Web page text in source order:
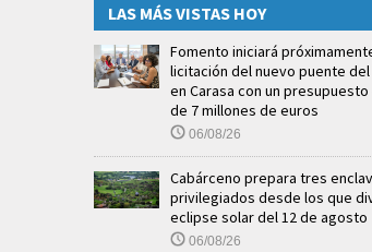
LAS MÁS VISTAS HOY
Fomento iniciará
licitación del nuevo puente
en Carasa con un presupuesto
de 7 millones de euros
06/08/26
Cabárceno prepara tres
privilegiados desde los que
eclipse solar del 12 de agosto
06/08/26